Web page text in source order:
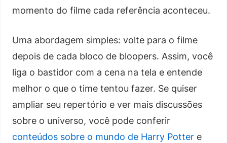
momento do filme cada referência aconteceu.
Uma abordagem simples: volte para o filme
depois de cada bloco de bloopers. Assim, você
liga o bastidor com a cena na tela e entende
melhor o que o time tentou fazer. Se quiser
ampliar seu repertório e ver mais discussões
sobre o universo, você pode conferir
conteúdos sobre o mundo de Harry Potter e